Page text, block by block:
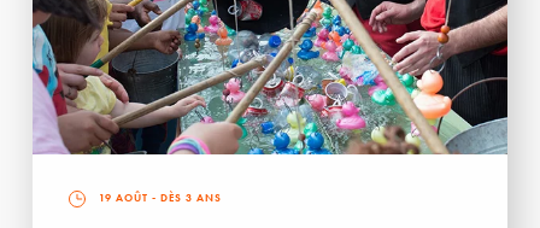
19 AOÛT - DÈS 3 ANS